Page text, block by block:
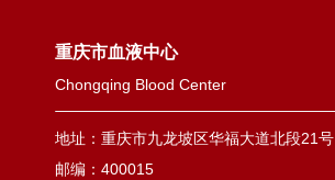
重庆市血液中心
Chongqing Blood Center
地址：重庆市九龙坡区华福大道北段21号
邮编：400015